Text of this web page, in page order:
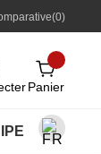
(0)
Panier